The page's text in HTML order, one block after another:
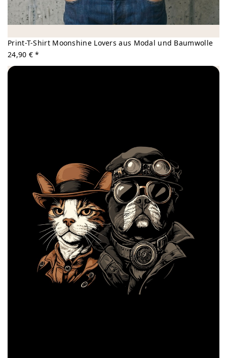
Print-T-Shirt Moonshine Lovers aus Modal und Baumwolle
24,90 € *